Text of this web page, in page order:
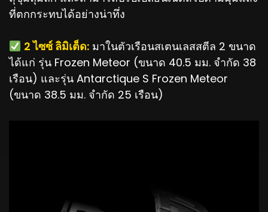
ที่ตกกระทบได้อย่างน่าทึ่ง
️ 2 ไซซ์ ลิมิเต็ด:มาในตัวเรือนสเตนเลสสตีล 2 ขนาด
ได้แก่ รุ่น Frozen Meteor (ขนาด 40.5 มม. จำกัด 38
เรือน) และรุ่น Antarctique S Frozen Meteor
(ขนาด 38.5 มม. จำกัด 25 เรือน)